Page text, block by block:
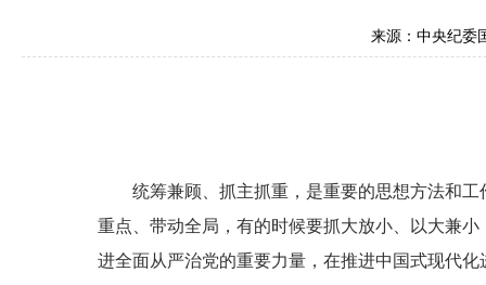
来源：中央纪委
统筹兼顾、抓主抓重，是重要的思想方法和工
重点、带动全局，有的时候要抓大放小、以大兼
进全面从严治党的重要力量，在推进中国式现代